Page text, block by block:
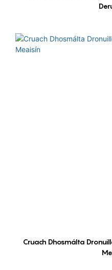
Cruach Dhosmálta